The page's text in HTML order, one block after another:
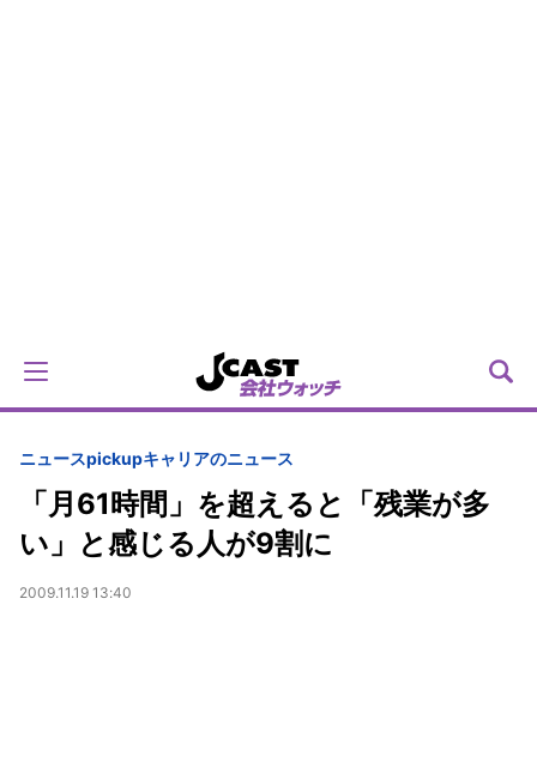
ニュースpickupキャリアのニュース
「月61時間」を超えると「残業が多
い」と感じる人が9割に
2009.11.19 13:40